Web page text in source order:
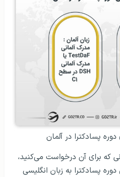
دوره پسادکترا در آلمان
که برای آن درخواست می‌کنید،
پسادکترا به زبان انگلیسی